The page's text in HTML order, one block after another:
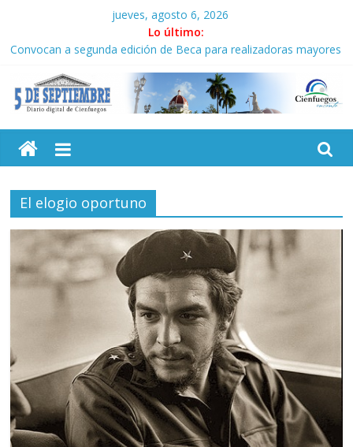
contenido
jueves, agosto 6, 2026
Lo último:
Convocan a segunda edición de Beca para realizadoras mayores
Neo-macartismo gourmet
Culmina servicio militar activo para jóvenes en Cienfuegos
Otorgan Medalla de la Amistad al activista Donald Dutherland
5
Septiembre
Diario
digital
Cienfuegos,
Cuba
El elogio oportuno